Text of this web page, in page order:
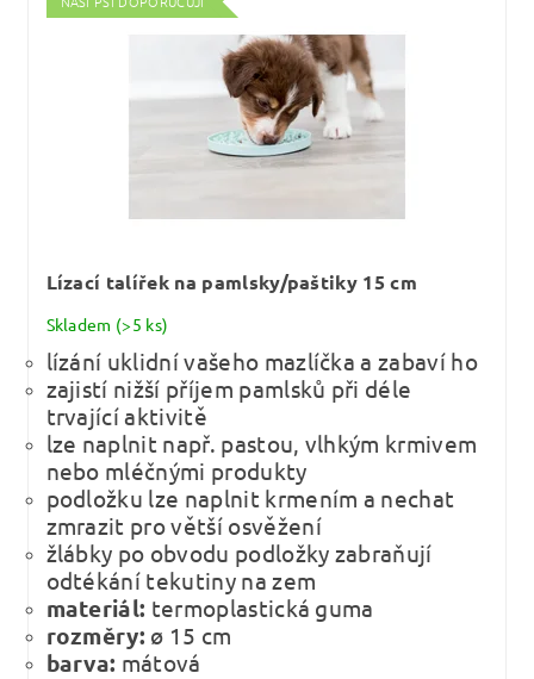
Lízací talířek na pamlsky/paštiky 15 cm
Skladem (>5 ks)
lízání uklidní vašeho mazlíčka a zabaví ho
zajistí nižší příjem pamlsků při déle
trvající aktivitě
lze naplnit např. pastou, vlhkým krmivem
nebo mléčnými produkty
podložku lze naplnit krmením a nechat
zmrazit pro větší osvěžení
žlábky po obvodu podložky zabraňují
odtékání tekutiny na zem
materiál: termoplastická guma
rozměry: ø 15 cm
barva: mátová